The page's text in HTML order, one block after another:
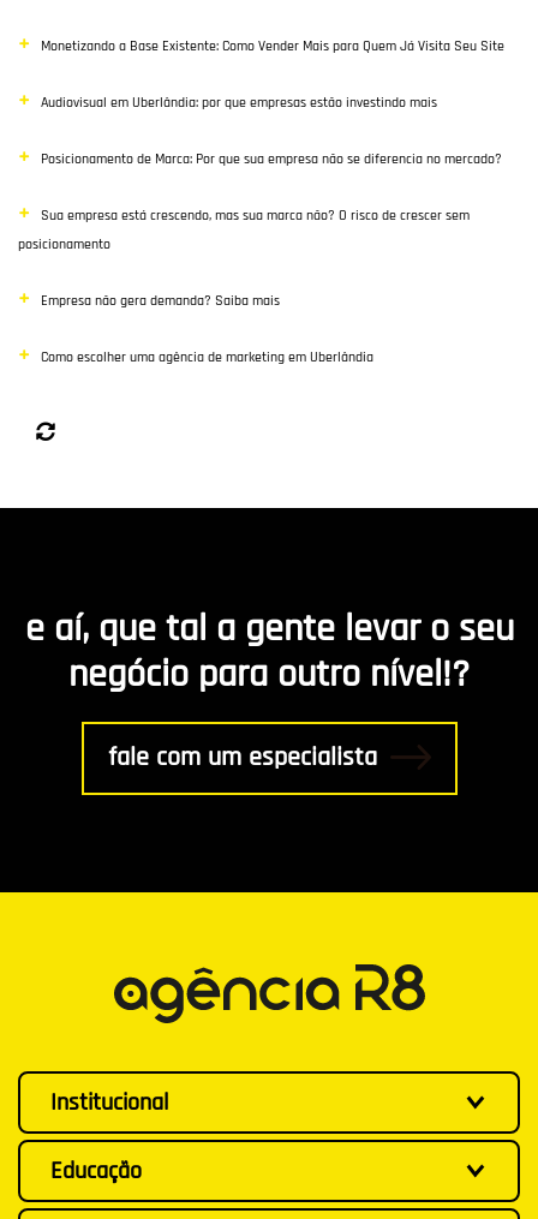
Monetizando a Base Existente: Como Vender Mais para Quem Já Visita Seu Site
Audiovisual em Uberlândia: por que empresas estão investindo mais
Posicionamento de Marca: Por que sua empresa não se diferencia no mercado?
Sua empresa está crescendo, mas sua marca não? O risco de crescer sem
posicionamento
Empresa não gera demanda? Saiba mais
Como escolher uma agência de marketing em Uberlândia
e aí, que tal a gente levar o seu
negócio para outro nível!?
fale com um especialista
Institucional
Educação